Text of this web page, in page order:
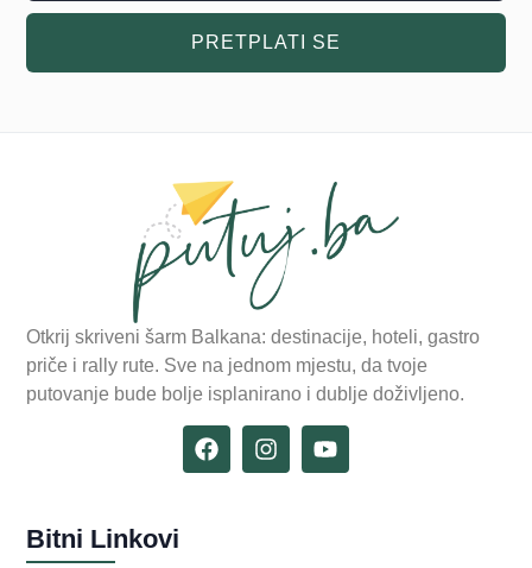
PRETPLATI SE
Otkrij skriveni šarm Balkana: destinacije, hoteli, gastro
priče i rally rute. Sve na jednom mjestu, da tvoje
putovanje bude bolje isplanirano i dublje doživljeno.
Bitni Linkovi